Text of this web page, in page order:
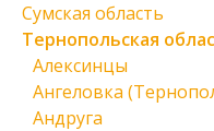
Сумская область
Тернопольская
Алексинцы
Ангеловка
Андруга